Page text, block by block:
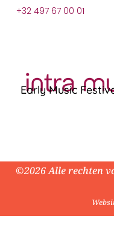
Early Music
+32 497 67 00 01
©2026 Alle rechten